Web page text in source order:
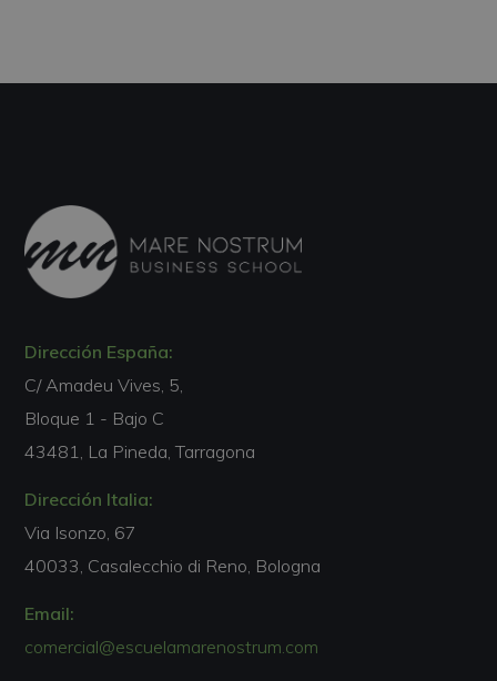
Dirección España:
C/ Amadeu Vives, 5,
Bloque 1 - Bajo C
43481, La Pineda, Tarragona
Dirección Italia:
Via Isonzo, 67
40033, Casalecchio di Reno, Bologna
Email:
comercial@escuelamarenostrum.com